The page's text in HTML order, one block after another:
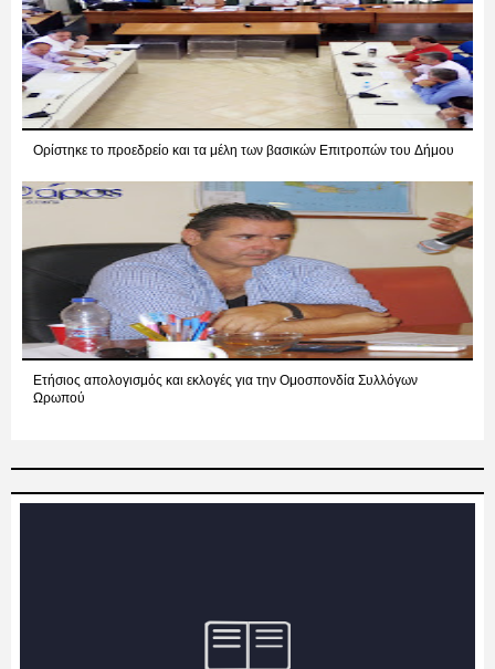
Ορίστηκε το προεδρείο και τα μέλη των βασικών Επιτροπών του Δήμου
Ετήσιος απολογισμός και εκλογές για την Ομοσπονδία Συλλόγων
Ωρωπού